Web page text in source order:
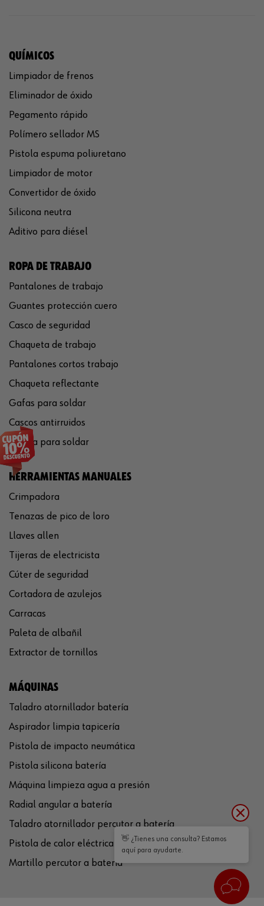
QUÍMICOS
Limpiador de frenos
Eliminador de óxido
Pegamento rápido
Polímero sellador MS
Pistola espuma poliuretano
Limpiador de motor
Convertidor de óxido
Silicona neutra
Aditivo para diésel
ROPA DE TRABAJO
Pantalones de trabajo
Guantes protección cuero
Casco de seguridad
Chaqueta de trabajo
Pantalones cortos trabajo
Chaqueta reflectante
Gafas para soldar
Cascos antirruidos
Careta para soldar
HERRAMIENTAS MANUALES
Crimpadora
Tenazas de pico de loro
Llaves allen
Tijeras de electricista
Cúter de seguridad
Cortadora de azulejos
Carracas
Paleta de albañil
Extractor de tornillos
MÁQUINAS
Taladro atornillador batería
Aspirador limpia tapicería
Pistola de impacto neumática
Pistola silicona batería
Máquina limpieza agua a presión
Radial angular a batería
Taladro atornillador percutor a batería
Pistola de calor eléctrica
Martillo percutor a batería
👋 ¿Tienes una consulta? Estamos
aquí para ayudarte.